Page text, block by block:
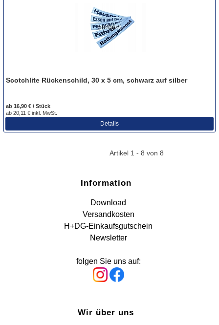
Scotchlite Rückenschild, 30 x 5 cm, schwarz auf silber
ab 16,90 € / Stück
ab 20,11 € inkl. MwSt.
Details
Artikel 1 - 8 von 8
Information
Download
Versandkosten
H+DG-Einkaufsgutschein
Newsletter
folgen Sie uns auf:
Wir über uns